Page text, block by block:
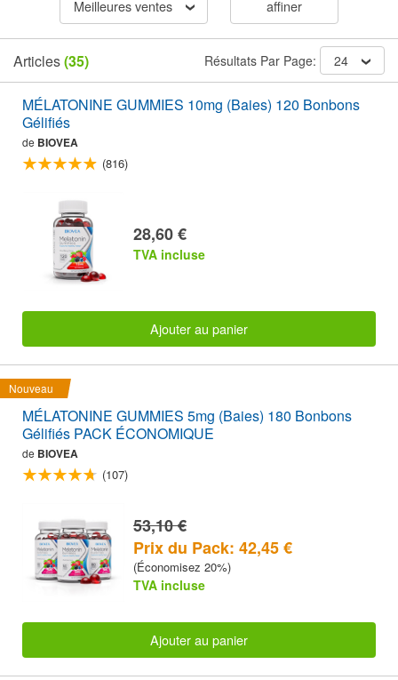
Meilleures ventes affiner
Articles(35) Résultats Par Page: 24
MÉLATONINE GUMMIES 10mg (Baies) 120 Bonbons
Gélifiés
de BIOVEA
(816)
28,60 €
TVA incluse
Ajouter au panier
Nouveau
MÉLATONINE GUMMIES 5mg (Baies) 180 Bonbons
Gélifiés PACK ÉCONOMIQUE
de BIOVEA
(107)
53,10 €
Prix du Pack: 42,45 €
(Économisez 20%)
TVA incluse
Ajouter au panier